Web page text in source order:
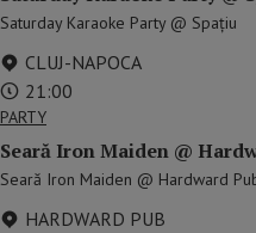
Saturday Karaoke Party @ Spațiu
CLUJ-NAPOCA
21:00
PARTY
Seară Iron Maiden @
Seară Iron Maiden @ Hardward
HARDWARD PUB